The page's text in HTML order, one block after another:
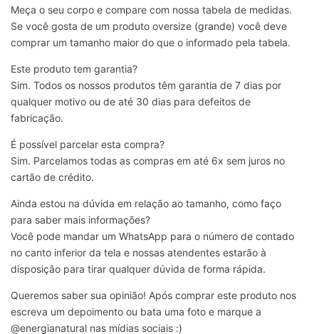
Meça o seu corpo e compare com nossa tabela de medidas.
Se você gosta de um produto oversize (grande) você deve
comprar um tamanho maior do que o informado pela tabela.
Este produto tem garantia?
Sim. Todos os nossos produtos têm garantia de 7 dias por
qualquer motivo ou de até 30 dias para defeitos de
fabricação.
É possível parcelar esta compra?
Sim. Parcelamos todas as compras em até 6x sem juros no
cartão de crédito.
Ainda estou na dúvida em relação ao tamanho, como faço
para saber mais informações?
Você pode mandar um WhatsApp para o número de contado
no canto inferior da tela e nossas atendentes estarão à
disposição para tirar qualquer dúvida de forma rápida.
Queremos saber sua opinião! Após comprar este produto nos
escreva um depoimento ou bata uma foto e marque a
@energianatural nas mídias sociais :)